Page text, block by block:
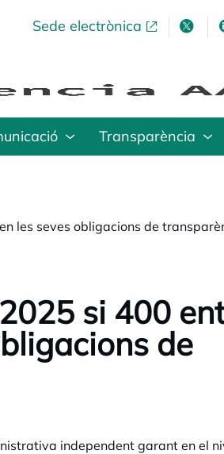
Sede electrònicaopens in a new tab
Transparència
les seves obligacions de
si 400
de
independent garant en el